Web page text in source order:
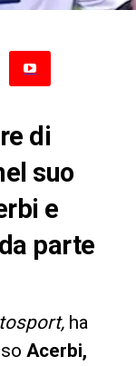
di
suo
e
parte
ha
Acerbi,